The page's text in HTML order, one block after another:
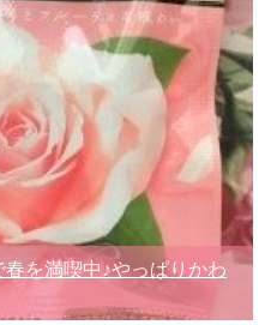
を満喫中♪やっぱりかわ